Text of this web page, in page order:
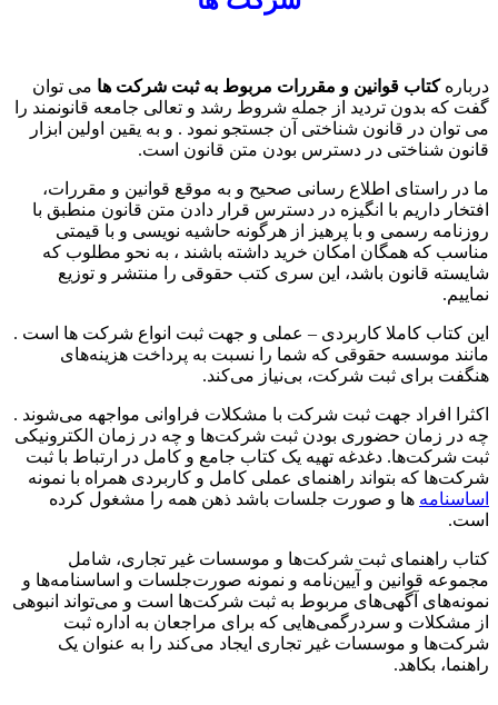
دربارهکتاب قوانین و مقررات مربوط به ثبت شرکت ها می توان
گفت که بدون تردید از جمله شروط رشد و تعالی جامعه قانونمند را
می توان در قانون شناختی آن جستجو نمود . و به یقین اولین ابزار
قانون شناختی در دسترس بودن متن قانون است.
ما در راستای اطلاع رسانی صحیح و به موقع قوانین و مقررات،
افتخار داریم با انگیزه در دسترس قرار دادن متن قانون منطبق با
روزنامه رسمی و با پرهیز از هرگونه حاشیه نویسی و با قیمتی
مناسب که همگان امکان خرید داشته باشند ، به نحو مطلوب که
شایسته قانون باشد، این سری کتب حقوقی را منتشر و توزیع
نماییم.
این کتاب کاملا کاربردی – عملی و جهت ثبت انواع شرکت ها است .
مانند موسسه حقوقی که شما را نسبت به پرداخت هزینه‌های
هنگفت برای ثبت شرکت، بی‌نیاز می‌کند.
اکثرا افراد جهت ثبت شرکت با مشکلات فراوانی مواجهه می‌شوند .
چه در زمان حضوری بودن ثبت شرکت‌ها و چه در زمان الکترونیکی
ثبت شرکت‌ها. دغدغه تهیه یک کتاب جامع و کامل در ارتباط با ثبت
شرکت‌ها که بتواند راهنمای عملی کامل و کاربردی همراه با نمونه
اساسنامه‌ ها و صورت جلسات باشد ذهن همه‌ را مشغول کرده
است.
کتاب راهنمای ثبت شرکت‌ها و موسسات غیر تجاری، شامل
مجموعه قوانین و آیین‌نامه و نمونه صورت‌جلسات و اساسنامه‌ها و
نمونه‌های آگهی‌های مربوط به ثبت شرکت‌ها است و می‌تواند انبوهی
از مشکلات و سردرگمی‌هایی که برای مراجعان به اداره ثبت
شرکت‌ها و موسسات غیر تجاری ایجاد می‌کند را به عنوان یک
راهنما، بکاهد.